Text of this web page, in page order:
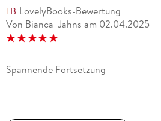
LovelyBooks-Bewertung
Von Bianca_Jahns am 02.04.2025
Spannende Fortsetzung